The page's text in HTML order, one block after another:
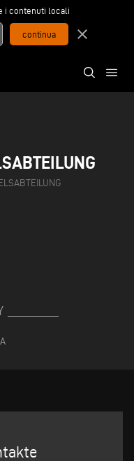
i contenuti locali
close